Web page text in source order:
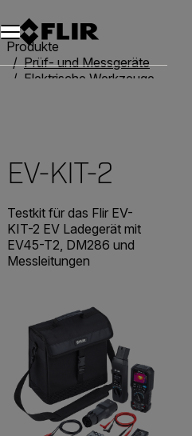
Unread messages
Modell
Entfernen
Elemente
Element
In den Warenkorb
Im Warenkorb
Produkte
Prüf- und Messgeräte
Elektrische Werkzeuge
EV-KIT-2
Testkit für das Flir EV-
KIT-2 EV Ladegerät mit
EV45-T2, DM286 und
Messleitungen